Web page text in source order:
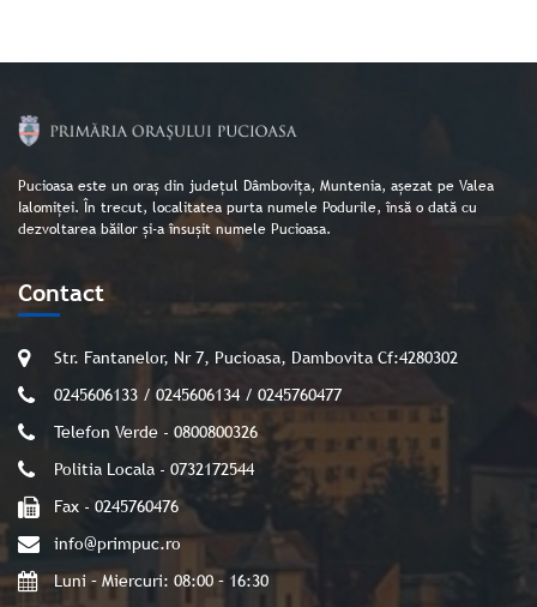
Pucioasa este un oraș din județul Dâmbovița, Muntenia, așezat pe Valea
Ialomiței. În trecut, localitatea purta numele Podurile, însă o dată cu
dezvoltarea băilor și-a însușit numele Pucioasa.
Contact
Str. Fantanelor, Nr 7, Pucioasa, Dambovita Cf:4280302
0245606133 / 0245606134 / 0245760477
Telefon Verde - 0800800326
Politia Locala - 0732172544
Fax - 0245760476
info@primpuc.ro
Luni – Miercuri: 08:00 – 16:30